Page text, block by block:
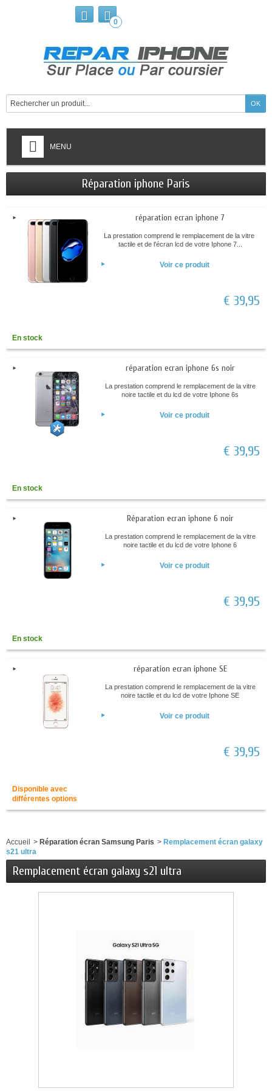
0
MENU
Réparation iphone Paris
réparation ecran iphone 7
La prestation comprend le remplacement de la vitre
tactile et de l'écran lcd de votre Iphone 7...
Voir ce produit
€ 39,95
En stock
réparation ecran iphone 6s noir
La prestation comprend le remplacement de la vitre
noire tactile et du lcd de votre Iphone 6s
Voir ce produit
€ 39,95
En stock
Réparation ecran iphone 6 noir
La prestation comprend le remplacement de la vitre
noire tactile et du lcd de votre Iphone 6
Voir ce produit
€ 39,95
En stock
réparation ecran iphone SE
La prestation comprend le remplacement de la vitre
noire tactile et du lcd de votre Iphone SE
Voir ce produit
€ 39,95
Disponible avec
différentes options
Accueil > Réparation écran Samsung Paris > Remplacement écran galaxy
s21 ultra
Remplacement écran galaxy s21 ultra